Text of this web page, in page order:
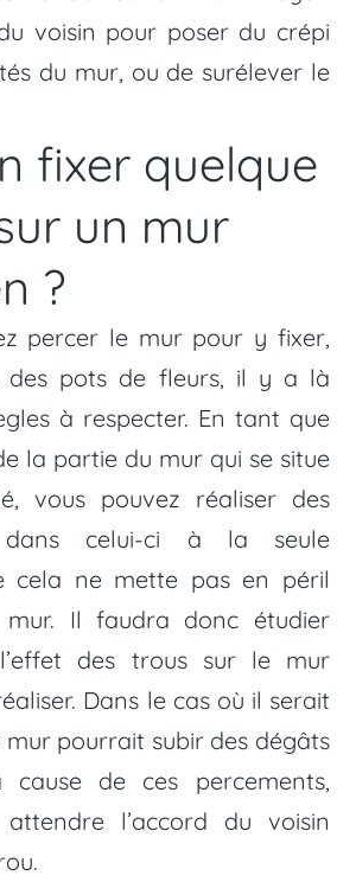
voisin pour poser du crépi
du mur, ou de surélever le
fixer quelque
un mur
?
percer le mur pour y fixer,
des pots de fleurs, il y a là
à respecter. En tant que
la partie du mur qui se situe
vous pouvez réaliser des
dans celui-ci à la seule
cela ne mette pas en péril
mur. Il faudra donc étudier
des trous sur le mur
Dans le cas où il serait
pourrait subir des dégâts
cause de ces percements,
l’accord du voisin